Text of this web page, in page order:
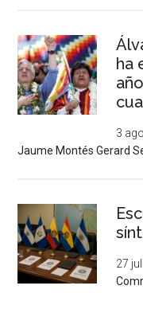
ha
3
Jaume Montés Gerard
27